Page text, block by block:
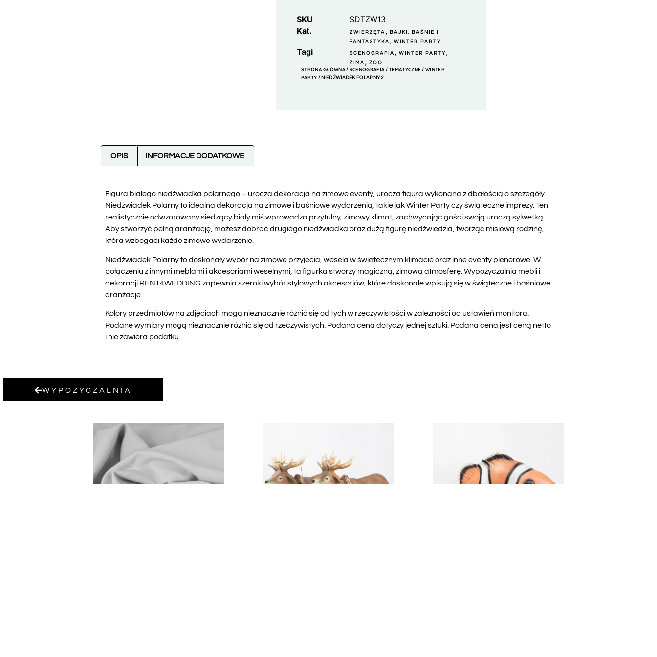
SKU
SDTZW13
Kat.
ZWIERZĘTA ,BAJKI, BAŚNIE I
FANTASTYKA ,WINTER PARTY
Tagi SCENOGRAFIA ,WINTER PARTY ,
ZIMA ,ZOO
STRONA GŁÓWNA/ SCENOGRAFIA /TEMATYCZNE /WINTER
PARTY / NIEDŹWIADEK POLARNY 2
OPIS INFORMACJE DODATKOWE
Figura białego niedźwiadka polarnego – urocza dekoracja na zimowe eventy, urocza figura wykonana z dbałością o szczegóły.
Niedźwiadek Polarny to idealna dekoracja na zimowe i baśniowe wydarzenia, takie jak Winter Party czy świąteczne imprezy. Ten
realistycznie odwzorowany siedzący biały miś wprowadza przytulny, zimowy klimat, zachwycając gości swoją uroczą sylwetką.
Aby stworzyć pełną aranżację, możesz dobrać drugiego niedźwiadka oraz dużą figurę niedźwiedzia, tworząc misiową rodzinę,
która wzbogaci każde zimowe wydarzenie.
Niedźwiadek Polarny to doskonały wybór na zimowe przyjęcia, wesela w świątecznym klimacie oraz inne eventy plenerowe. W
połączeniu z innymi meblami i akcesoriami weselnymi, ta figurka stworzy magiczną, zimową atmosferę. Wypożyczalnia mebli i
dekoracji RENT4WEDDING zapewnia szeroki wybór stylowych akcesoriów, które doskonale wpisują się w świąteczne i baśniowe
aranżacje.
Kolory przedmiotów na zdjęciach mogą nieznacznie różnić się od tych w rzeczywistości w zależności od ustawień monitora.
Podane wymiary mogą nieznacznie różnić się od rzeczywistych. Podana cena dotyczy jednej sztuki. Podana cena jest ceną netto
i nie zawiera podatku.
WYPOŻYCZALNIA